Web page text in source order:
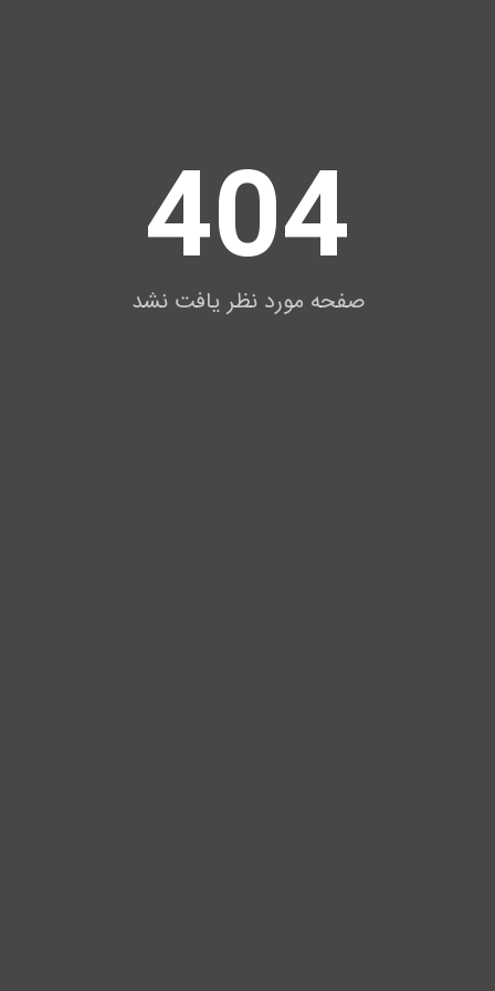
404
صفحه مورد نظر یافت نشد